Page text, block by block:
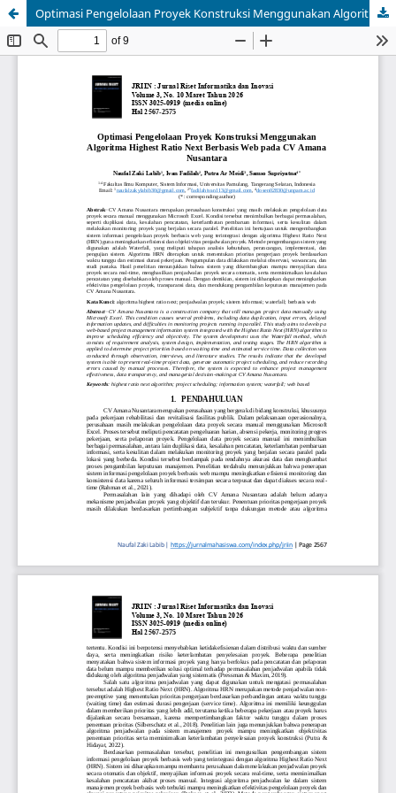
Optimasi Pengelolaan Proyek Konstruksi Menggunakan Algoritma Highest Ratio Next Berbasis Web pada CV Amana Nusantara